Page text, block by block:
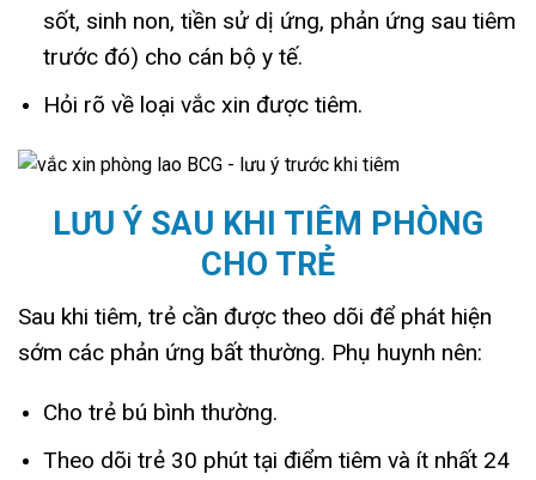
sốt, sinh non, tiền sử dị ứng, phản ứng sau tiêm
trước đó) cho cán bộ y tế.
Hỏi rõ về loại vắc xin được tiêm.
LƯU Ý SAU KHI TIÊM PHÒNG
CHO TRẺ
Sau khi tiêm, trẻ cần được theo dõi để phát hiện
sớm các phản ứng bất thường. Phụ huynh nên:
Cho trẻ bú bình thường.
Theo dõi trẻ 30 phút tại điểm tiêm và ít nhất 24